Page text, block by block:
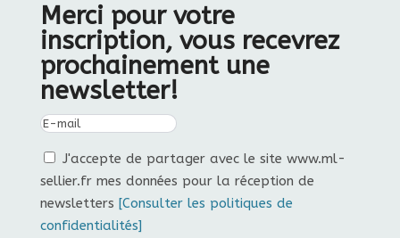
Merci pour votre
inscription, vous recevrez
prochainement une
newsletter!
J'accepte de partager avec le site www.ml-
sellier.fr mes données pour la réception de
newsletters [Consulter les politiques de
confidentialités]